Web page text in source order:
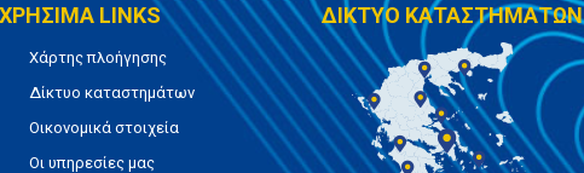
ΧΡΗΣΙΜΑ LINKS
Χάρτης πλοήγησης
Δίκτυο καταστημάτων
Οικονομικά στοιχεία
Οι υπηρεσίες μας
ΔΙΚΤΥΟ ΚΑΤΑΣΤΗΜΑΤΩΝ